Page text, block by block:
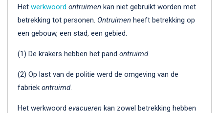
Het werkwoord ontruimen kan niet gebruikt worden met
betrekking tot personen. Ontruimen heeft betrekking op
een gebouw, een stad, een gebied.
(1) De krakers hebben het pand ontruimd.
(2) Op last van de politie werd de omgeving van de
fabriek ontruimd.
Het werkwoord evacueren kan zowel betrekking hebben